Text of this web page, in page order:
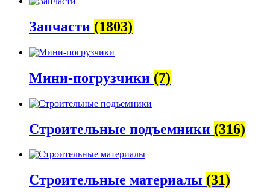
Запчасти (1803)
Мини-погрузчики (7)
Строительные подъемники (316)
Строительные материалы (31)